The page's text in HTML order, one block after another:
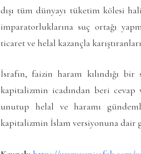
dışı tüm dünyayı tüketim kölesi
imparatorluklarına suç ortağı
ticaret ve helal kazançla
İsrafın, faizin haram kılındığı
kapitalizmin icadından beri
unutup helal ve haramı
kapitalizmin İslam versiyonuna dair